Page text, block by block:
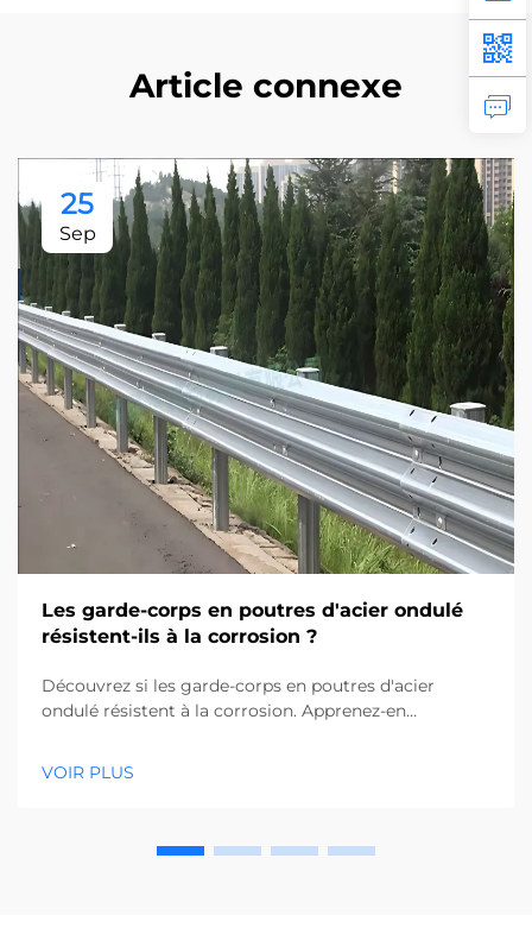
Article connexe
25
Sep
Les garde-corps en poutres d'acier ondulé
résistent-ils à la corrosion ?
Découvrez si les garde-corps en poutres d'acier
ondulé résistent à la corrosion. Apprenez-en
long terme. Obtenez dès maintenant les conseils
VOIR PLUS